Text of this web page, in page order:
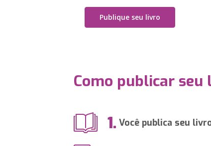
Publique seu livro
Como publicar seu
1. Você publica seu